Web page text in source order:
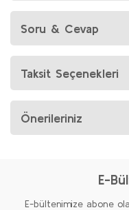
Soru & Cevap
Taksit Seçenekleri
Önerileriniz
E-
E-bültenimize abone